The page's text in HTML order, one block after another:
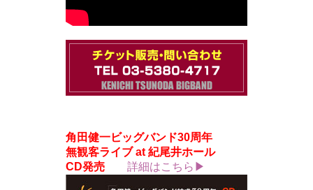
角田健一ビッグバンド30周年
無観客ライブ at 紀尾井ホール
CD発売
詳細はこちら▶